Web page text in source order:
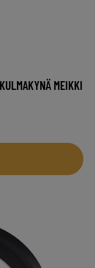
MEIKKI